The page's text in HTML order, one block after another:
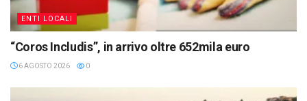
ENTI LOCALI
“Coros Includis”, in arrivo oltre 652mila euro
6 AGOSTO 2026 0